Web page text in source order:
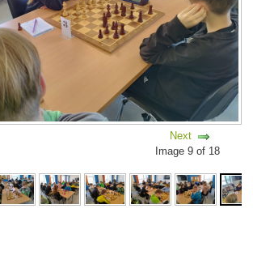
Next
Image 9 of 18